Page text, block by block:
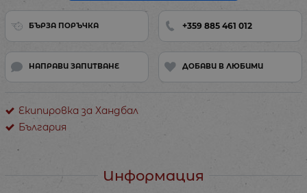
БЪРЗА ПОРЪЧКА +359 885 461 012
НАПРАВИ ЗАПИТВАНЕ ДОБАВИ В ЛЮБИМИ
Екипировка за Хандбал
България
Информация